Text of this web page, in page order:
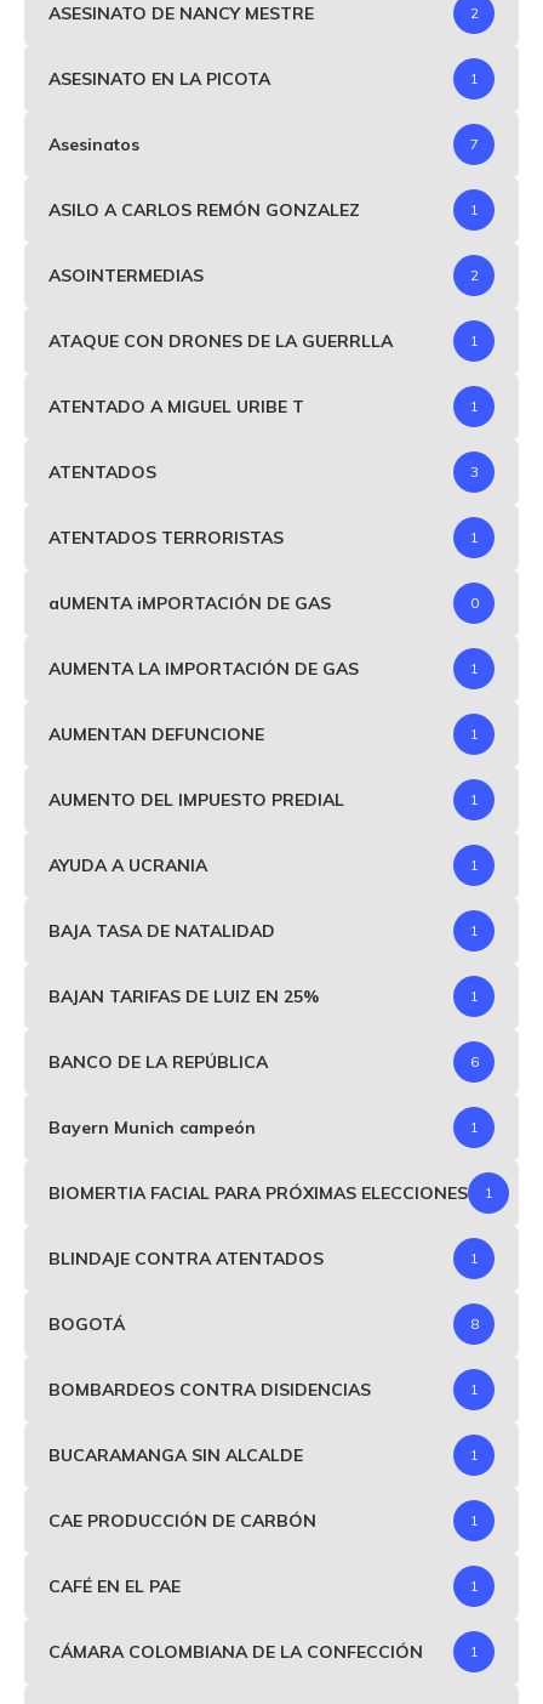
ASESINATO DE NANCY MESTRE 2
ASESINATO EN LA PICOTA 1
Asesinatos 7
ASILO A CARLOS REMÓN GONZALEZ 1
ASOINTERMEDIAS 2
ATAQUE CON DRONES DE LA GUERRLLA 1
ATENTADO A MIGUEL URIBE T 1
ATENTADOS 3
ATENTADOS TERRORISTAS 1
aUMENTA iMPORTACIÓN DE GAS 0
AUMENTA LA IMPORTACIÓN DE GAS 1
AUMENTAN DEFUNCIONE 1
AUMENTO DEL IMPUESTO PREDIAL 1
AYUDA A UCRANIA 1
BAJA TASA DE NATALIDAD 1
BAJAN TARIFAS DE LUIZ EN 25% 1
BANCO DE LA REPÚBLICA 6
Bayern Munich campeón 1
BIOMERTIA FACIAL PARA PRÓXIMAS ELECCIONES 1
BLINDAJE CONTRA ATENTADOS 1
BOGOTÁ 8
BOMBARDEOS CONTRA DISIDENCIAS 1
BUCARAMANGA SIN ALCALDE 1
CAE PRODUCCIÓN DE CARBÓN 1
CAFÉ EN EL PAE 1
CÁMARA COLOMBIANA DE LA CONFECCIÓN 1